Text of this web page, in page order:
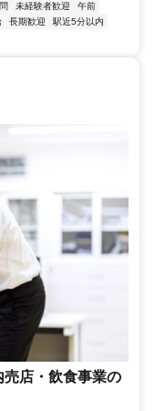
未経験者歓迎
午前
長期歓迎
駅近5分以内
売店・飲食事業の